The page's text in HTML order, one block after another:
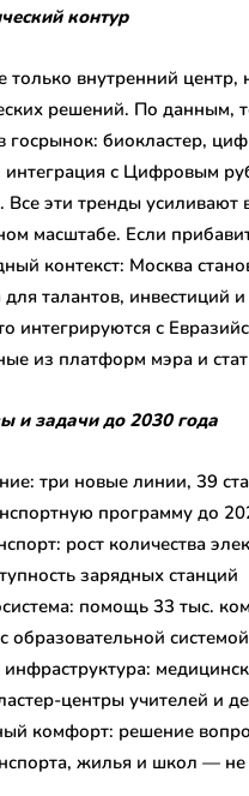
контур
внутренний центр,
решений. По данным,
госрынок: биокластер,
с Цифровым
Все эти тренды усиливают
масштабе. Если
контекст: Москва
талантов, инвестиций
интегрируются с
из платформ мэра и
и задачи до 2030 года
три новые линии, 39
программу до
рост количества
зарядных станций
помощь 33 тыс.
образовательной системой
центры учителей и
комфорт: решение
жилья и школ — не